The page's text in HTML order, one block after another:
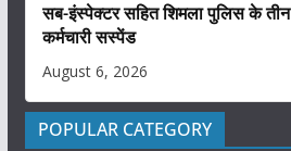
सब-इंस्पेक्टर सहित शिमला पुलिस के तीन
कर्मचारी सस्पेंड
August 6, 2026
POPULAR CATEGORY